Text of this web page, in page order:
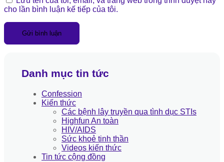
cho lần bình luận kế tiếp của tôi.
Danh mục tin tức
Confession
Kiến thức
Các bệnh lây truyền qua tình dục STIs
Highfun An toàn
HIV/AIDS
Sức khoẻ tinh thần
Videos kiến thức
Tin tức cộng đồng